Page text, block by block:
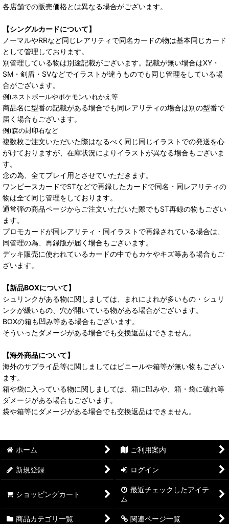
各店舗での販売価格とは異なる場合がございます。
【シングルカードについて】
ノーマルやRRなど同じレアリティで同名カードの物は基本同じカード
として管理しております。
別管理している物は別途記載がございます。記載が無い場合はXY・
SM・剣盾・SVなどでイラストが違うものでも同じ管理をしている場
合がございます。
例)ネストボールやポケモンいれかえ等
商品名に型番の記載がある場合でも同レアリティの場合は別の型番で
届く場合もございます。
例)森の封印石など
複数枚ご注文いただいた際はなるべく同じ同じイラストでの発送を心
がけておりますが、在庫状況によりイラストが異なる場合もございま
す。
念の為、全てプレイ用とさせていただきます。
ワンピースカードでSTなどで再録したカードで同名・同レアリティの
物は全て同じ管理をしております。
通常弾の商品ページからご注文いただいた際でもST再録の物もござい
ます。
プロモカードが同レアリティ・同イラストで再録されている場合は、
同管理の為、再録版が届く場合もございます。
デッキ販売に使われているカードの中でもカケやキズ等ある場合もご
ざいます。
【新品BOXについて】
シュリンクがある物に関しましては、まれによれが多いもの・シュリ
ンクが緩いもの、穴が開いている物がある場合がございます。
BOXの箱も凹み等ある場合もございます。
そういったダメージがある場合でも交換返品はできません。
【海外商品について】
海外のサプライ品等に関しましてはビニールや箱等が無い物もござい
ます。
箱や袋に入っている物に関しましては、箱に凹みや、箱・袋に破れ等
ダメージがある場合もございます。
袋や箱等にダメージがある場合でも交換返品はできません。
ホーム ご利用案内
新規登録 ログイン
ショッピングカート
最近チェックしたアイテ
ム
商品カテゴリ一覧 関連ページ一覧